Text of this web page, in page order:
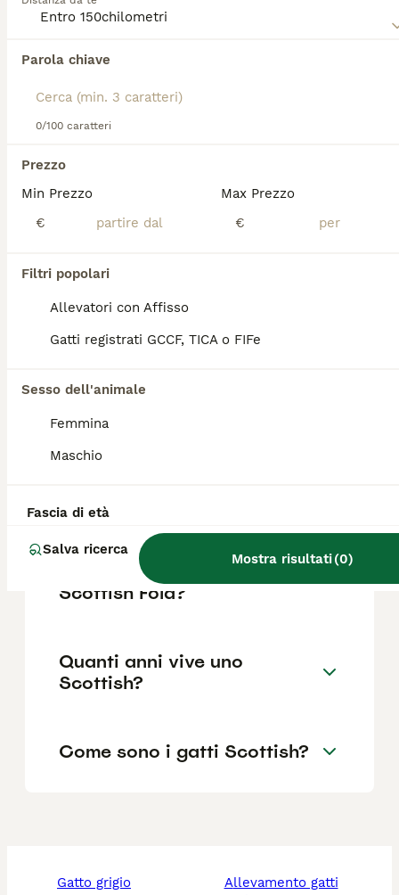
Parola chiave
0/100 caratteri
Prezzo
Min Prezzo
€
Max Prezzo
€
Filtri popolari
Allevatori con Affisso
Gatti registrati GCCF, TICA o FIFe
Sesso dell'animale
Femmina
Maschio
Fascia di età
Salva ricerca
Mostra risultati(0)
Leggi lanostra pagina di consigli sul Scottish
Abbiamo trovato 0 Scottish Fold Gatti in
vendita a Uri.
ricerca e attendi il risultato perfetto:
Quanto costa un gattino
Scottish?
Un esemplare di Scottish Fold di razza può
dolcissimo.
Quali sono i difetti del gatto
Scottish Fold?
Quanti anni vive uno
Scottish?
Come sono i gatti Scottish?
gatto grigio
allevamento gatti